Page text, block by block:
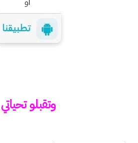
وتقبلو تحياتي